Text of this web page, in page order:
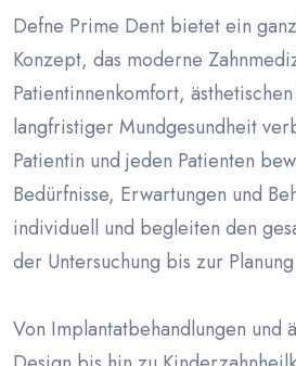
Defne Prime Dent bietet ein
Konzept, das moderne
Patientinnenkomfort,
langfristiger Mundgesundheit
Patientin und jeden Patienten
Bedürfnisse, Erwartungen und
individuell und begleiten den
der Untersuchung bis zur
Von Implantatbehandlungen und